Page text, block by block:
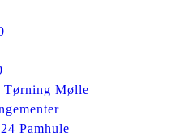
Tørning Mølle
Pamhule